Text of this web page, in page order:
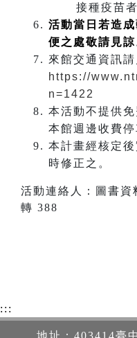
接種疫苗
活動當日若造
便之處敬請見諒
來館交通資訊請
https://
n=1422
本活動不提供
本館週邊收費停
本計畫經核定
時修正之。
活動連絡人：圖書資
轉 388
:::